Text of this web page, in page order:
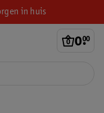
in huis
0.
00